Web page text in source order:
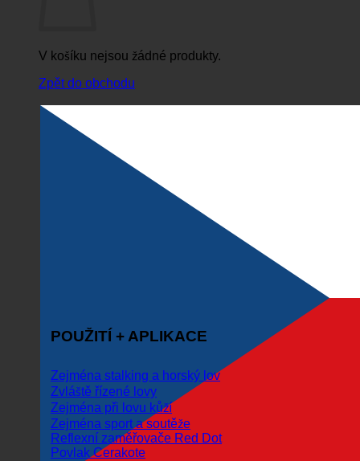
V košíku nejsou žádné produkty.
Zpět do obchodu
POUŽITÍ + APLIKACE
Zejména stalking a horský lov
Zvláště řízené lovy
Zejména při lovu kůží
Zejména sport a soutěže
Reflexní zaměřovače Red Dot
Povlak Cerakote